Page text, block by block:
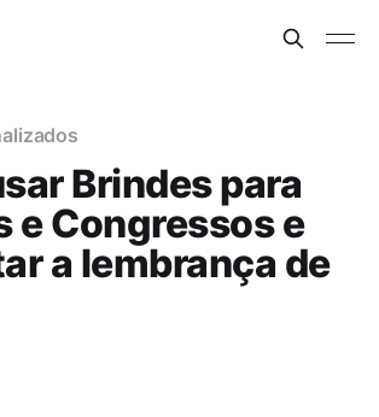
Brindes para
e Congressos e
a lembrança de